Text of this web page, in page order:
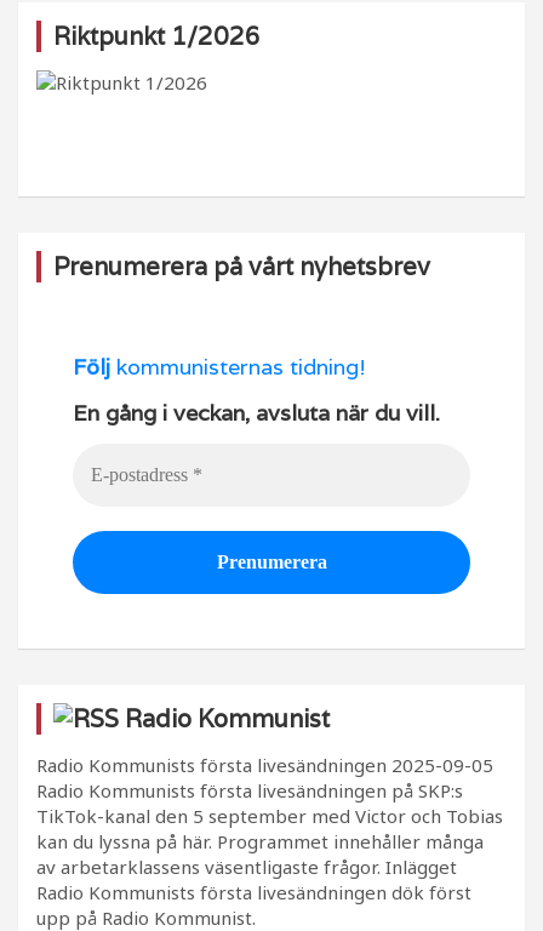
e
b
k
g
ra
o
k
Riktpunkt 1/2026
Prenumerera på vårt nyhetsbrev
Följ kommunisternas tidning!
En gång i veckan, avsluta när du vill.
Radio Kommunist
Radio Kommunists första livesändningen 2025-09-05
Radio Kommunists första livesändningen på SKP:s
TikTok-kanal den 5 september med Victor och Tobias
kan du lyssna på här. Programmet innehåller många
av arbetarklassens väsentligaste frågor. Inlägget
Radio Kommunists första livesändningen dök först
upp på Radio Kommunist.